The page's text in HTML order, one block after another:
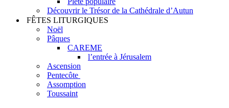
Découvrir le Trésor de la Cathédrale d’Autun
FÊTES LITURGIQUES
Noël
Pâques
CAREME
l’entrée à Jérusalem
Ascension
Pentecôte
Assomption
Toussaint